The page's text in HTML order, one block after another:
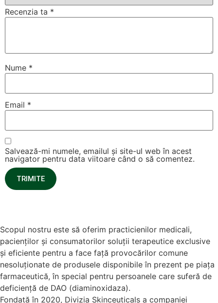
Recenzia ta *
Nume *
Email *
Salvează-mi numele, emailul și site-ul web în acest
navigator pentru data viitoare când o să comentez.
Scopul nostru este să oferim practicienilor medicali,
pacienților și consumatorilor soluții terapeutice exclusive
și eficiente pentru a face față provocărilor comune
nesoluționate de produsele disponibile în prezent pe piața
farmaceutică, în special pentru persoanele care suferă de
deficiență de DAO (diaminoxidaza).
Fondată în 2020, Divizia Skinceuticals a companiei